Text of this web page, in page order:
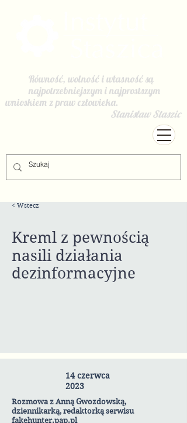
Równość, wolność i własność są
najpotrzebniejszym i najprostszym
wnioskiem z praw człowieka.
Stanisław Staszic
< Wstecz
Kreml z pewnością
nasili działania
dezinformacyjne
14 czerwca
2023
Rozmowa z Anną Gwozdowską,
dziennikarką, redaktorką serwisu
fakehunter.pap.pl